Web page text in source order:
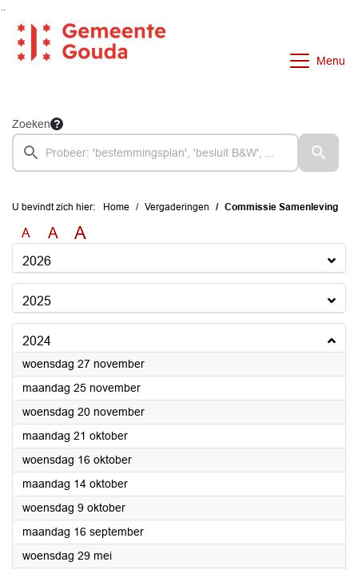
Ga naar de inhoud van deze pagina
Menu
Zoeken
U bevindt zich hier: Home Vergaderingen Commissie Samenleving
A A A
2026
2025
2024
woensdag 27 november2024
maandag 25 november2024
woensdag 20 november2024
maandag 21 oktober2024
woensdag 16 oktober2024
maandag 14 oktober2024
woensdag 9 oktober2024
maandag 16 september2024
woensdag 29 mei2024